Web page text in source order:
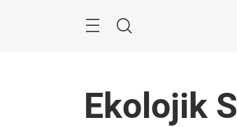
Arama
Ekolojik